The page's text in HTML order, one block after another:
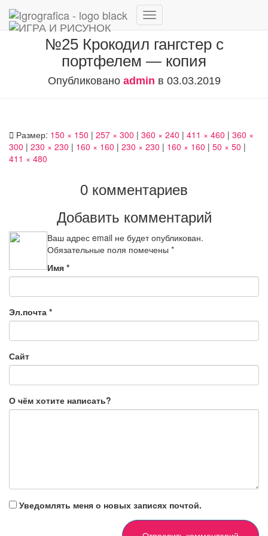
Переключить
№25 Крокодил гангстер с
портфелем — копия
Опубликовано admin в 03.03.2019
Размер: 150 × 150 | 257 × 300 | 360 × 240 | 411 × 460 | 360 ×
300 | 230 × 230 | 160 × 160 | 230 × 230 | 160 × 160 | 50 × 50 |
411 × 480
0 комментариев
Добавить комментарий
Ваш адрес email не будет опубликован.
Обязательные поля помечены *
Имя *
Эл.почта *
Сайт
О чём хотите написать?
Уведомлять меня о новых записях почтой.